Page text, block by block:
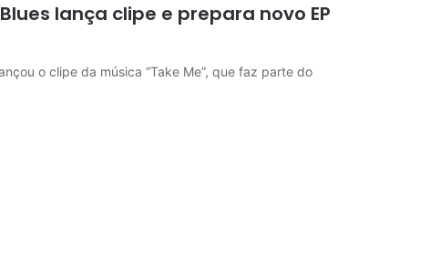
lança clipe e prepara novo EP
o clipe da música “Take Me”, que faz parte do